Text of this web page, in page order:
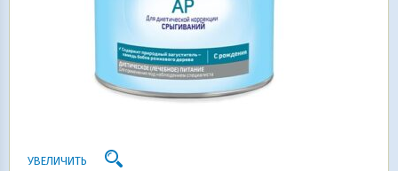
УВЕЛИЧИТЬ